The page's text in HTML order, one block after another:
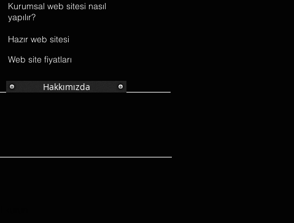
Kurumsal web sitesi nasıl
yapılır?
Hazır web sitesi
Web site fiyatları
Hakkımızda